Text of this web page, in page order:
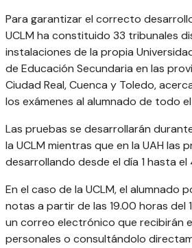
Para garantizar el correcto
UCLM ha constituido 33 tribunales
instalaciones de la propia
de Educación Secundaria en las
Ciudad Real, Cuenca y Toledo,
los exámenes al alumnado de todo
Las pruebas se desarrollarán
la UCLM mientras que en la UAH las
desarrollando desde el día 1 hasta el
En el caso de la UCLM, el alumnado
notas a partir de las 19.00 horas del
un correo electrónico que recibirán
personales o consultándolo